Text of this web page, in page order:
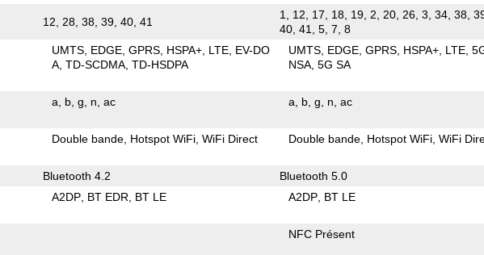
12, 28, 38, 39, 40, 41
1, 12, 17, 18, 19, 2, 20, 26, 3, 34, 38,
40, 41, 5, 7, 8
UMTS EDGE GPRS HSPA+ LTE EV-DO
A TD-SCDMA TD-HSDPA
UMTS EDGE GPRS HSPA+ LTE
NSA 5G SA
a b g n ac a b g n ac
Double bande Hotspot WiFi WiFi Direct Double bande Hotspot WiFi WiFi
Bluetooth 4.2 Bluetooth 5.0
A2DP BT EDR BT LE A2DP BT LE
NFC Présent